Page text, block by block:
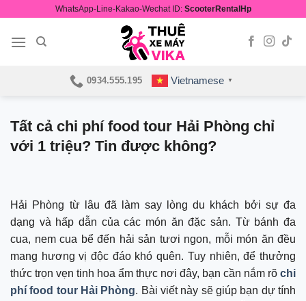
content
WhatsApp-Line-Kakao-Wechat ID: ScooterRentalHp
0934.555.195 Vietnamese ▼
Tất cả chi phí food tour Hải Phòng chỉ
với 1 triệu? Tin được không?
Hải Phòng từ lâu đã làm say lòng du khách bởi sự đa
dạng và hấp dẫn của các món ăn đặc sản. Từ bánh đa
cua, nem cua bể đến hải sản tươi ngon, mỗi món ăn đều
mang hương vị độc đáo khó quên. Tuy nhiên, để thưởng
thức trọn vẹn tinh hoa ẩm thực nơi đây, bạn cần nắm rõ chi
phí food tour Hải Phòng. Bài viết này sẽ giúp bạn dự tính